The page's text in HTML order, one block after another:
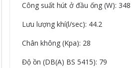
Công suất hút ở đầu ống (W): 348
Lưu lượng khí(l/sec): 44.2
Chân không (Kpa): 28
Độ ồn (DB(A) BS 5415): 79